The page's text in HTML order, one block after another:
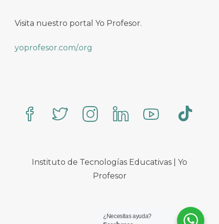
Visita nuestro portal Yo Profesor.
yoprofesor.com/.org
Instituto de Tecnologías Educativas | Yo
Profesor
¿Necesitas ayuda?